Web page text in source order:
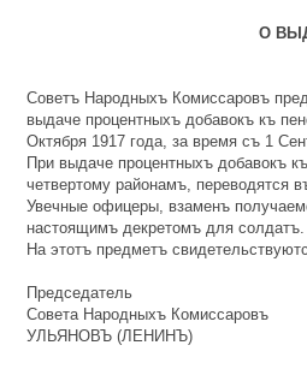
О
Советъ Народныхъ Комиссаровъ
выдаче процентныхъ добавокъ къ
Октября 1917 года, за время съ 1
При выдаче процентныхъ добавокъ
четвертому районамъ, переводятся
Увечные офицеры, взаменъ
настоящимъ декретомъ для солдатъ.
На этотъ предметъ
Председатель
Совета Народныхъ Комиссаровъ
УЛЬЯНОВЪ (ЛЕНИНЪ)